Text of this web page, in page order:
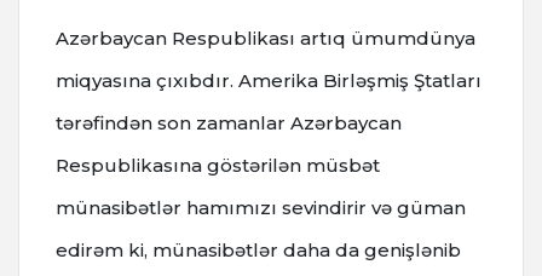
Azərbaycan Respublikası artıq ümumdünya
miqyasına çıxıbdır. Amerika Birləşmiş Ştatları
tərəfindən son zamanlar Azərbaycan
Respublikasına göstərilən müsbət
münasibətlər hamımızı sevindirir və güman
edirəm ki, münasibətlər daha da genişlənib